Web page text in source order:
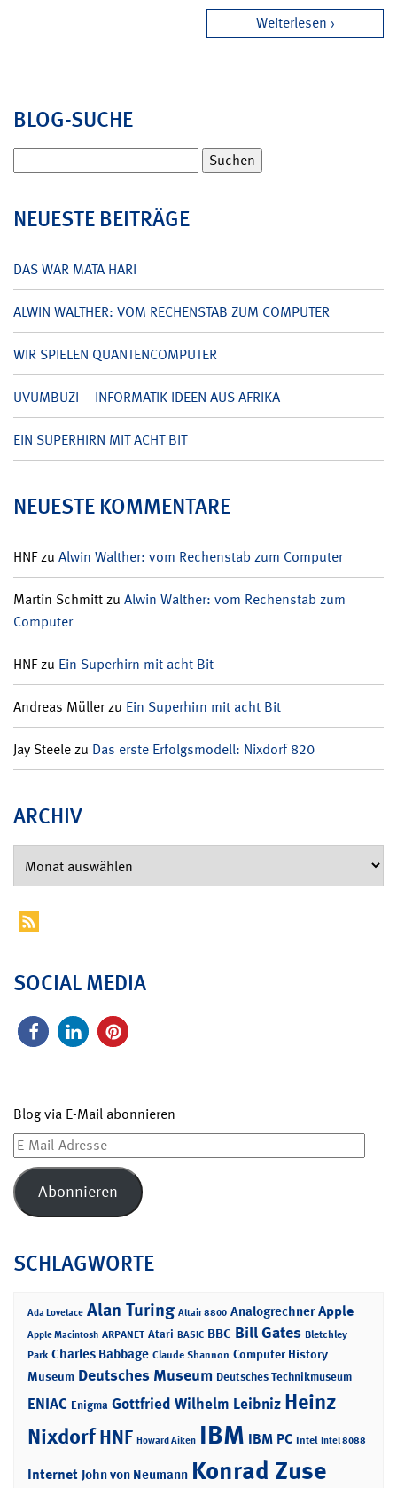
Weiterlesen
BLOG-SUCHE
nach:
NEUESTE BEITRÄGE
DAS WAR MATA HARI
ALWIN WALTHER: VOM RECHENSTAB ZUM COMPUTER
WIR SPIELEN QUANTENCOMPUTER
UVUMBUZI – INFORMATIK-IDEEN AUS AFRIKA
EIN SUPERHIRN MIT ACHT BIT
NEUESTE KOMMENTARE
HNFzu Alwin Walther: vom Rechenstab zum Computer
Martin Schmittzu Alwin Walther: vom Rechenstab zum
Computer
HNFzu Ein Superhirn mit acht Bit
Andreas Müllerzu Ein Superhirn mit acht Bit
Jay Steelezu Das erste Erfolgsmodell: Nixdorf 820
ARCHIV
SOCIAL MEDIA
Blog via E-Mail abonnieren
E-
Mail-
Adresse
Abonnieren
SCHLAGWORTE
Ada Lovelace Alan Turing Altair 8800 Analogrechner Apple
Apple Macintosh ARPANET Atari BASIC BBC Bill Gates Bletchley
Park Charles Babbage Claude Shannon Computer History
Museum Deutsches Museum Deutsches Technikmuseum
ENIAC Enigma Gottfried Wilhelm Leibniz Heinz
NixdorfHNF Howard Aiken IBM IBM PC Intel Intel 8088
Internet John von Neumann Konrad Zuse